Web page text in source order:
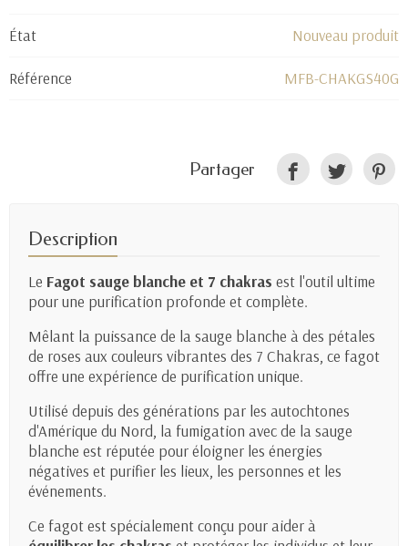
État Nouveau produit
Référence MFB-CHAKGS40G
Partager
Description
Le Fagot sauge blanche et 7 chakras est l'outil ultime
pour une purification profonde et complète.
Mêlant la puissance de la sauge blanche à des pétales
de roses aux couleurs vibrantes des 7 Chakras, ce fagot
offre une expérience de purification unique.
Utilisé depuis des générations par les autochtones
d'Amérique du Nord, la fumigation avec de la sauge
blanche est réputée pour éloigner les énergies
négatives et purifier les lieux, les personnes et les
événements.
Ce fagot est spécialement conçu pour aider à